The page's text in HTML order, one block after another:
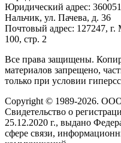
Юридический адрес:
Нальчик, ул. Пачева, д. 36
Почтовый адрес: 127247,
100, стр. 2
Все права защищены.
материалов запрещено,
только при условии
Copyright © 1989-2026.
Свидетельство о
25.12.2020 г., выдано
сфере связи,